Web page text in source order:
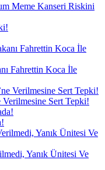
Meme Kanseri Riskini
Fahrettin Koca İle
Verilmesine Sert Tepki!
Yanık Ünitesi Ve